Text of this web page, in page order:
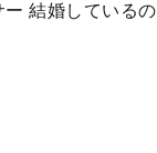
結婚しているの